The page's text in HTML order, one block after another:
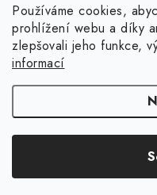
Používáme cookies,
prohlížení webu a díky
zlepšovali jeho funkce,
informací
Informace pro vás
Billy
Zemědělská
CIME